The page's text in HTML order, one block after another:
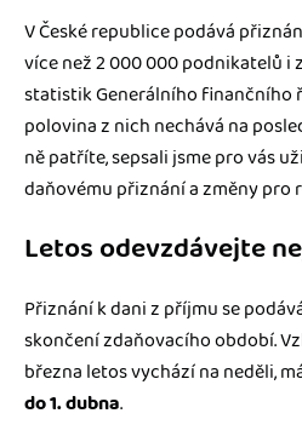
Spřátelené účetní
Katalog doplňků
Jak se vyznat ve fakturaci
Blog
mini akademie
Fakturační poradna
Šablona pro neplátce DPH
V České republice podává
více než 2 000 000 podnikatelů i
statistik Generálního finančního
polovina z nich nechává na
ně patříte, sepsali jsme pro vás
daňovému přiznání a změny pro
Letos odevzdávejte
Přiznání k dani z příjmu se
skončení zdaňovacího období.
března letos vychází na neděli,
do 1. dubna.